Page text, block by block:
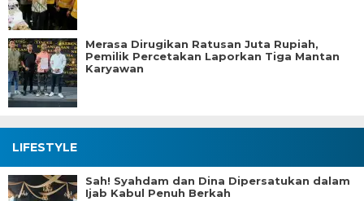
Merasa Dirugikan Ratusan Juta Rupiah,
Pemilik Percetakan Laporkan Tiga Mantan
Karyawan
LIFESTYLE
Sah! Syahdam dan Dina Dipersatukan dalam
Ijab Kabul Penuh Berkah